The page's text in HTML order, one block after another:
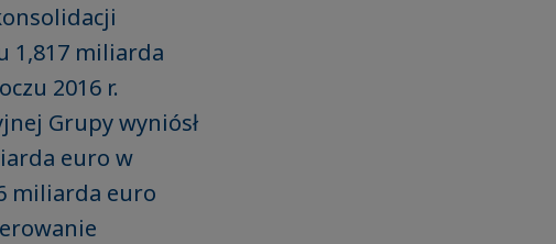
1,817 miliarda
2016 r.
Grupy wyniósł
euro w
miliarda euro